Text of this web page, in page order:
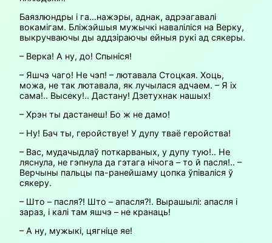
Баязлюндры і га…нажэры, аднак, адрэагавалі
вокамігам. Бліжэйшыя мужычкі наваліліся на Верку,
выкручваючы ды аддзіраючы ейныя рукі ад сякеры.
– Верка! А ну, до! Спыніся!
– Яшчэ чаго! Не чэп! – лютавала Стоцкая. Хоць,
можа, не так лютавала, як лучылася адчаем. – Я іх
сама!.. Высеку!.. Дастану! Дзетухнак нашых!
– Хрэн ты дастанеш! Бо ж не дамо!
– Ну! Бач ты, геройствуе! У дупу тваё геройства!
– Вас, мудачыдлаў поткарваных, у дупу тую!.. Не
ляснула, не гэпнула да гэтага нічога – то й пасля!.. –
Верчыны пальцы па-ранейшаму цопка ўпіваліся ў
сякеру.
– Што – пасля?! Што – апасля?!. Вырашылі: апасля і
зараз, і калі там яшчэ – не кранаць!
– А ну, мужыкі, цягніце яе!